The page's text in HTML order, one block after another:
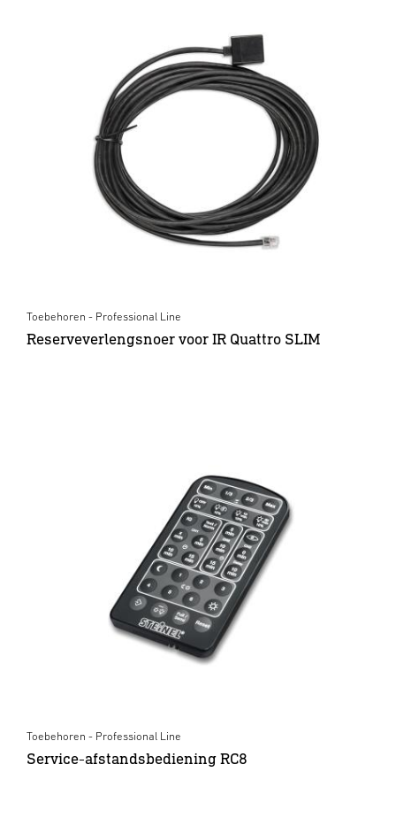
Toebehoren - Professional Line
Reserveverlengsnoer voor IR Quattro SLIM
Toebehoren - Professional Line
Service-afstandsbediening RC8